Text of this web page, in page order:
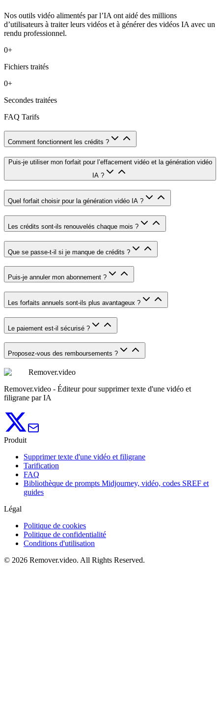
Nos outils vidéo alimentés par l’IA ont aidé des millions
d’utilisateurs à traiter leurs vidéos et à générer des vidéos IA avec un
rendu professionnel.
0+
Fichiers traités
0+
Secondes traitées
FAQ Tarifs
Comment fonctionnent les crédits ?
Puis-je utiliser mon forfait pour l’effacement vidéo et la génération vidéo
IA ?
Quel forfait choisir pour la génération vidéo IA ?
Les crédits sont-ils renouvelés chaque mois ?
Que se passe-t-il si je manque de crédits ?
Puis-je annuler mon abonnement ?
Les forfaits annuels sont-ils plus avantageux ?
Le paiement est-il sécurisé ?
Proposez-vous des remboursements ?
Remover.video
Remover.video - Éditeur pour supprimer texte d'une vidéo et
filigrane par IA
Produit
Supprimer texte d'une vidéo et filigrane
Tarification
FAQ
Bibliothèque de prompts Midjourney, vidéo, codes SREF et
guides
Légal
Politique de cookies
Politique de confidentialité
Conditions d'utilisation
© 2026 Remover.video. All Rights Reserved.